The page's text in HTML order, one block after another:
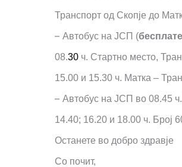
Транспорт од Скопје до
– Aвтобус на ЈСП (
08.30 ч. Стартно место,
15.00 и 15.30 ч. Матка –
– Aвтобус на ЈСП во 08.45
14.40; 16.20 и 18.00 ч. Број
Останете во добро здравје
Со почит,